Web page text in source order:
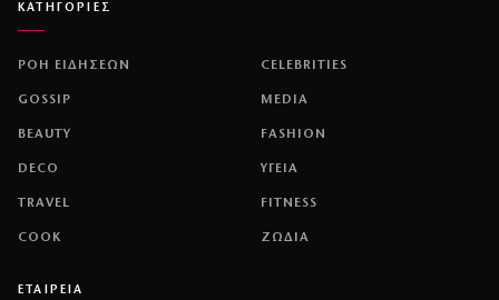
ΚΑΤΗΓΟΡΙΕΣ
ΡΟΗ ΕΙΔΗΣΕΩΝ CELEBRITIES
GOSSIP MEDIA
BEAUTY FASHION
DECO ΥΓΕΙΑ
TRAVEL FITNESS
COOK ΖΩΔΙΑ
ΕΤΑΙΡΕΙΑ